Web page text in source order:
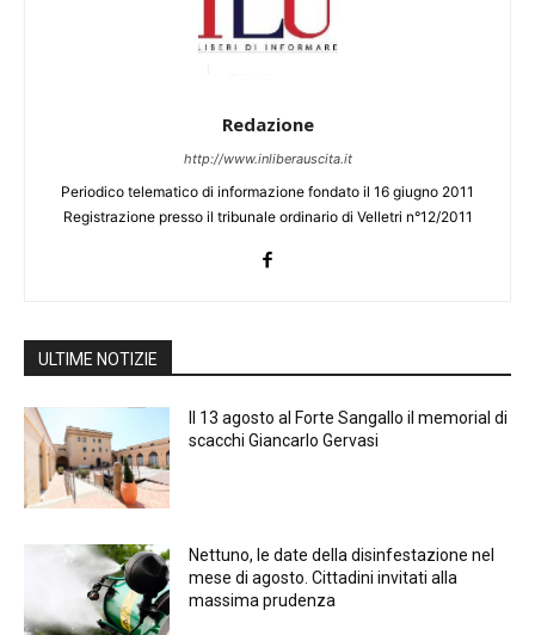
Redazione
http://www.inliberauscita.it
Periodico telematico di informazione fondato il 16 giugno 2011
Registrazione presso il tribunale ordinario di Velletri n°12/2011
ULTIME NOTIZIE
Il 13 agosto al Forte Sangallo il memorial di
scacchi Giancarlo Gervasi
Nettuno, le date della disinfestazione nel
mese di agosto. Cittadini invitati alla
massima prudenza